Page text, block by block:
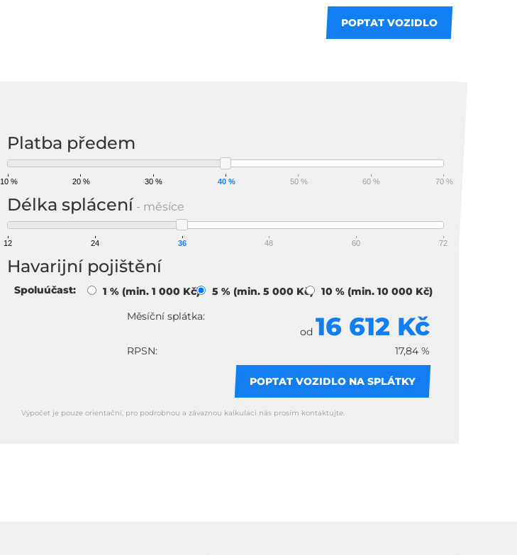
POPTAT VOZIDLO
Platba předem
10 % 20 % 30 % 40 % 50 % 60 % 70 %
Délka splácení - měsíce
12 24 36 48 60 72
Havarijní pojištění
Spoluúčast: 1 % (min. 1 000 Kč) 5 % (min. 5 000 Kč)
10 % (min. 10 000 Kč)
Měsíční splátka:
od 16 612 Kč
RPSN: 17,84 %
POPTAT VOZIDLO NA SPLÁTKY
Výpočet je pouze orientační, pro podrobnou a závaznou kalkulaci nás prosím kontaktujte.